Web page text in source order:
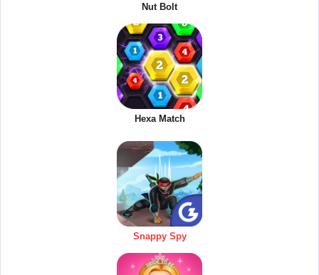
Nut Bolt
Hexa Match
Snappy Spy